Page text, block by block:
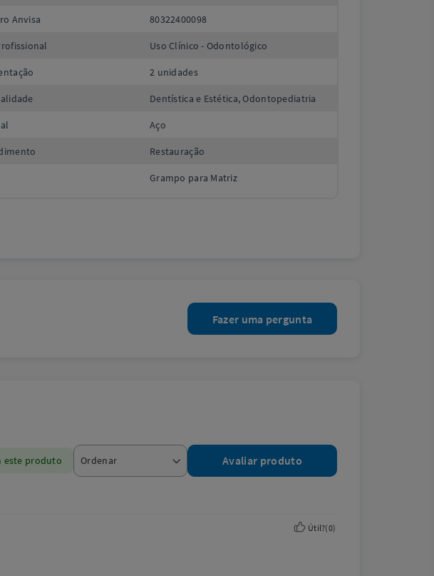
Anvisa 80322400098
Uso Clínico - Odontológico
2 unidades
Dentística e Estética, Odontopediatria
Aço
Restauração
Grampo para Matriz
Fazer uma pergunta
este produto Avaliar produto
Útil?(0)